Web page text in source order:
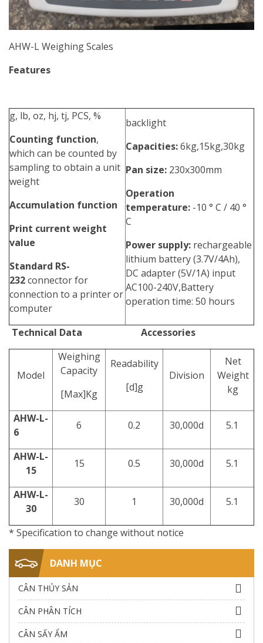
AHW-L Weighing Scales
Features
g, lb, oz, hj, tj, PCS, %
Counting function,
which can be counted by
sampling to obtain a unit
weight
Accumulation function
Print current weight
value
Standard RS-
232connector for
connection to a printer or
computer
backlight
Capacities:6kg,15kg,30kg
Pan size: 230x300mm
Operation
temperature: -10 ° C / 40 °
C
Power supply: rechargeable
lithium battery (3.7V/4Ah),
DC adapter (5V/1A) input
AC100-240V,Battery
operation time: 50 hours
Technical Data Accessories
Model
Weighing
Capacity
[Max]Kg
Readability
[d]g
Division
Net
Weight
kg
AHW-L-
6
6 0.2 30,000d 5.1
AHW-L-
15
15 0.5 30,000d 5.1
AHW-L-
30
30 1 30,000d 5.1
* Specification to change without notice
DANH MỤC
CÂN THỦY SẢN
CÂN PHÂN TÍCH
CÂN SẤY ẨM